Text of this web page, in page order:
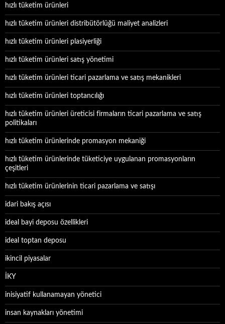
hızlı tüketim ürünleri
hızlı tüketim ürünleri distribütörlüğü maliyet analizleri
hızlı tüketim ürünleri plasiyerliği
hızlı tüketim ürünleri satış yönetimi
hızlı tüketim ürünleri ticari pazarlama ve satış mekanikleri
hızlı tüketim ürünleri toptancılığı
hızlı tüketim ürünleri üreticisi firmaların ticari pazarlama ve satış
politikaları
hızlı tüketim ürünlerinde promasyon mekaniği
hızlı tüketim ürünlerinde tüketiciye uygulanan promasyonların
çeşitleri
hızlı tüketim ürünlerinin ticari pazarlama ve satışı
idari bakış açısı
ideal bayi deposu özellikleri
ideal toptan deposu
ikincil piyasalar
İKY
inisiyatif kullanamayan yönetici
insan kaynakları yönetimi